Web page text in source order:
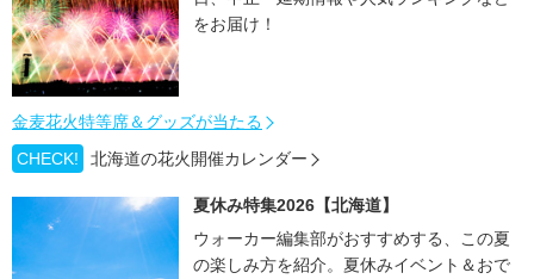
をお届け！
金麦花火特等席＆グッズが当たる
CHECK!
北海道の花火開催カレンダー
夏休み特集2026【北海道】
ウォーカー編集部がおすすめする、この夏
の楽しみ方を紹介。夏休みイベント＆おで